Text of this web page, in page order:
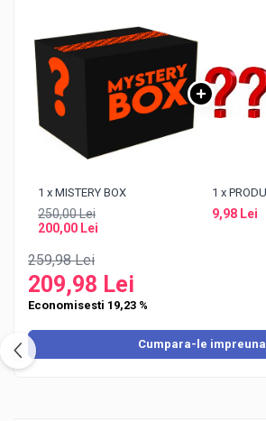
1 x MISTERY BOX
250,00 Lei
200,00 Lei
1 x
9,98 Lei
259,98 Lei
209,98 Lei
Economisesti 19,23 %
Cumpara-le impreuna